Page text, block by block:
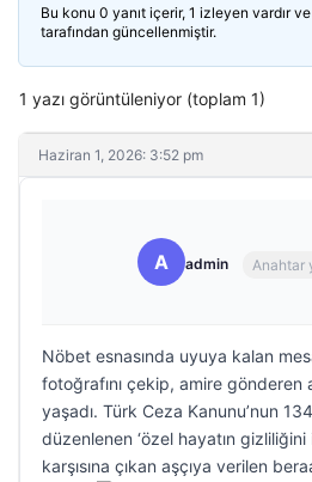
Bu konu 0 yanıt içerir, 1 izleyen vardır
tarafından güncellenmiştir.
1 yazı görüntüleniyor (toplam 1)
Haziran 1, 2026: 3:52 pm
A admin Anahtar
Nöbet esnasında uyuya kalan
fotoğrafını çekip, amire gönderen
yaşadı. Türk Ceza Kanunu’nun
düzenlenen ‘özel hayatın
karşısına çıkan aşçıya verilen